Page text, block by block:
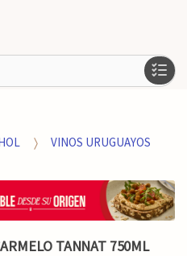
VINOS URUGUAYOS
TANNAT 750ML